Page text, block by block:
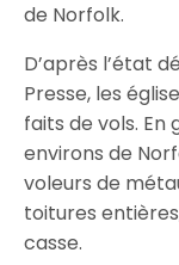
de Norfolk.
D’après l’état
Presse, les
faits de vols. En
environs de
voleurs de
toitures
casse.